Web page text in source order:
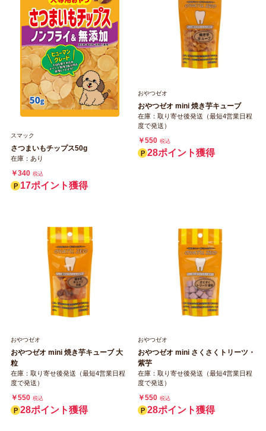
スマック
さつまいもチップス50g
在庫：あり
￥340 税込
17ポイント獲得
おやつゼオ
おやつゼオ mini 焼き芋キューブ
在庫：取り寄せ後発送（最短4営業日程
度で発送）
￥550 税込
28ポイント獲得
おやつゼオ
おやつゼオ mini 焼き芋キューブ 大
粒
在庫：取り寄せ後発送（最短4営業日程
度で発送）
￥550 税込
28ポイント獲得
おやつゼオ
おやつゼオ mini さくさくトリーツ・
紫芋
在庫：取り寄せ後発送（最短4営業日程
度で発送）
￥550 税込
28ポイント獲得